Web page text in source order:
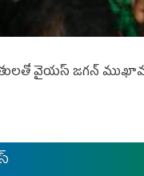
వైయ‌స్ జ‌గ‌న్